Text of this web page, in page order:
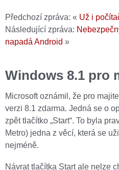
Předchozí zpráva: « Už i
Následující zpráva:
napadá Android »
Windows 8.1 pro
Microsoft oznámil, že pro
verzi 8.1 zdarma. Jedná se o
zpět tlačítko „Start“. To byla
Metro) jedna z věcí, která se
nejméně.
Návrat tlačítka Start ale nelze